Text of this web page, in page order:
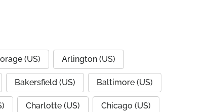
(US) Arlington (US)
Bakersfield (US) Baltimore (US)
Charlotte (US) Chicago (US)